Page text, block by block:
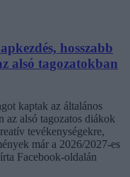
hosszabb
alsó tagozatokban
kaptak az általános
az alsó tagozatos diákok
tevékenységekre,
már a 2026/2027-es
Facebook-oldalán